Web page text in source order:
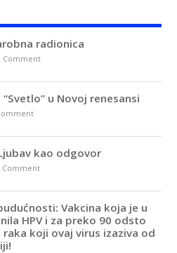
radionica
Comment
u Novoj renesansi
kao odgovor
Comment
Vakcina koja je u
HPV i za preko 90 odsto
koji ovaj virus izaziva od